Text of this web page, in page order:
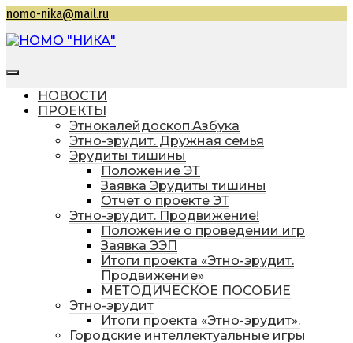
Перейти
содержимому
nomo-nika@mail.ru
НОМО "НИКА"
организация "Находкинская интеллектуальная
командная ассоциация"
НОВОСТИ
ПРОЕКТЫ
Этнокалейдоскоп.Азбука
Этно-эрудит. Дружная семья
Эрудиты тишины
Положение ЭТ
Заявка Эрудиты тишины
Отчет о проекте ЭТ
Этно-эрудит. Продвижение!
Положение о проведении игр
Заявка ЭЭП
Итоги проекта «Этно-эрудит.
Продвижение»
МЕТОДИЧЕСКОЕ ПОСОБИЕ
Этно-эрудит
Итоги проекта «Этно-эрудит».
Городские интеллектуальные игры